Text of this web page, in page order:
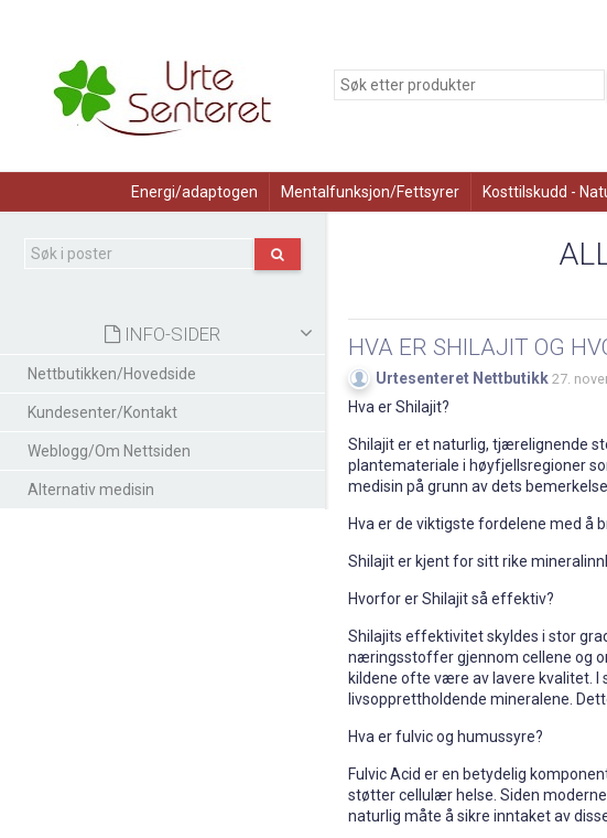
Energi/adaptogen Mentalfunksjon/Fettsyrer Kosttilskudd -
INFO-SIDER
Nettbutikken/Hovedside
Kundesenter/Kontakt
Weblogg/Om Nettsiden
Alternativ medisin
HVA ER SHILAJIT OG
Urtesenteret Nettbutikk 27.
Hva er Shilajit?
Shilajit er et naturlig, tjærelignende
plantemateriale i høyfjellsregioner
medisin på grunn av dets
Hva er de viktigste fordelene med å
Shilajit er kjent for sitt rike
Hvorfor er Shilajit så effektiv?
Shilajits effektivitet skyldes i stor
næringsstoffer gjennom cellene og
kildene ofte være av lavere kvalitet.
livsopprettholdende mineralene.
Hva er fulvic og humussyre?
Fulvic Acid er en betydelig
støtter cellulær helse. Siden
naturlig måte å sikre inntaket av